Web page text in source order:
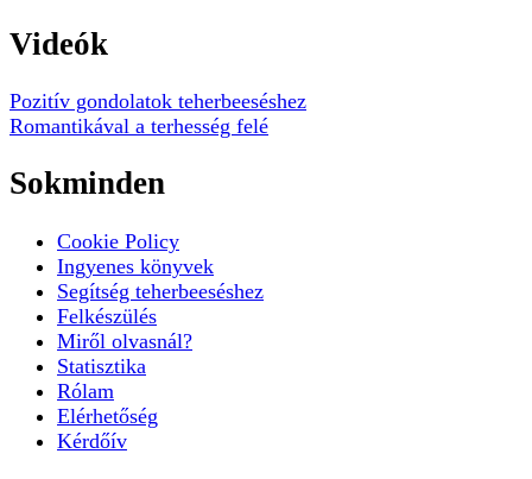
Videók
Pozitív gondolatok teherbeeséshez
Romantikával a terhesség felé
Sokminden
Cookie Policy
Ingyenes könyvek
Segítség teherbeeséshez
Felkészülés
Miről olvasnál?
Statisztika
Rólam
Elérhetőség
Kérdőív